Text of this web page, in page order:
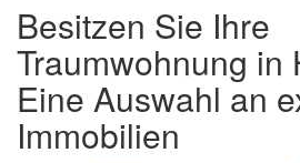
Besitzen Sie Ihre
Traumwohnung in
Eine Auswahl an
Immobilien